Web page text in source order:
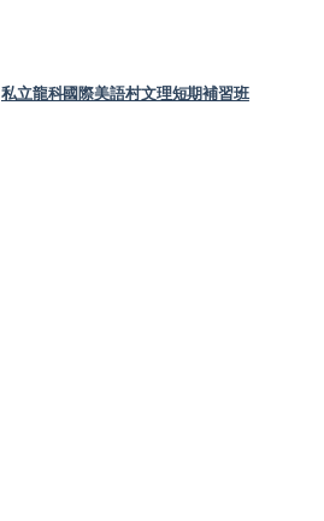
私立龍科國際美語村文理短期補習班